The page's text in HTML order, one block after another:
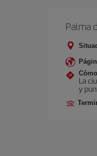
Palma
La
y